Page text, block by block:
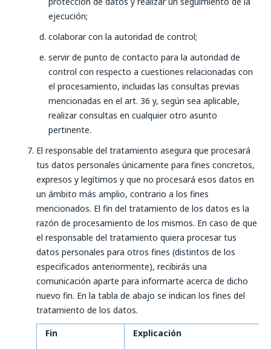
ejecución;
colaborar con la autoridad de control;
servir de punto de contacto para la autoridad de
control con respecto a cuestiones relacionadas con
el procesamiento, incluidas las consultas previas
mencionadas en el art. 36 y, según sea aplicable,
realizar consultas en cualquier otro asunto
pertinente.
El responsable del tratamiento asegura que procesará
tus datos personales únicamente para fines concretos,
expresos y legítimos y que no procesará esos datos en
un ámbito más amplio, contrario a los fines
mencionados. El fin del tratamiento de los datos es la
razón de procesamiento de los mismos. En caso de que
el responsable del tratamiento quiera procesar tus
datos personales para otros fines (distintos de los
especificados anteriormente), recibirás una
comunicación aparte para informarte acerca de dicho
nuevo fin. En la tabla de abajo se indican los fines del
tratamiento de los datos.
Fin
Explicación